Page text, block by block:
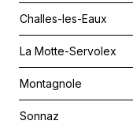
Challes-les-Eaux
La Motte-Servolex
Montagnole
Sonnaz